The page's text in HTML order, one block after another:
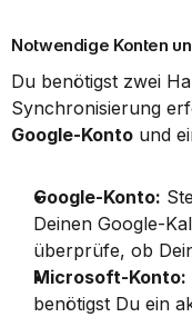
Notwendige Konten
Du benötigst zwei
Google-Konto und
Google-Konto:
Deinen Google-
überprüfe, ob
Microsoft-Konto:
benötigst Du ein